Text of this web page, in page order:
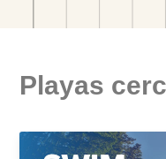
Playas